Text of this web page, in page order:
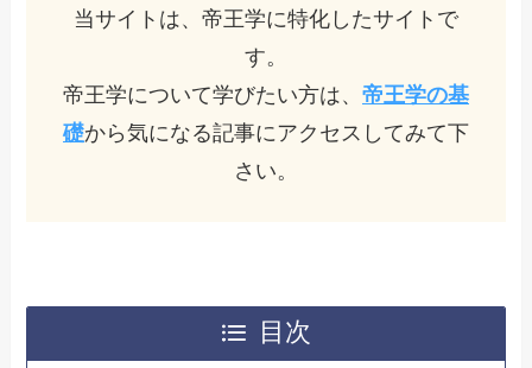
当サイトは、帝王学に特化したサイトで
す。
帝王学について学びたい方は、 帝王学の基
礎から気になる記事にアクセスしてみて下
さい。
目次